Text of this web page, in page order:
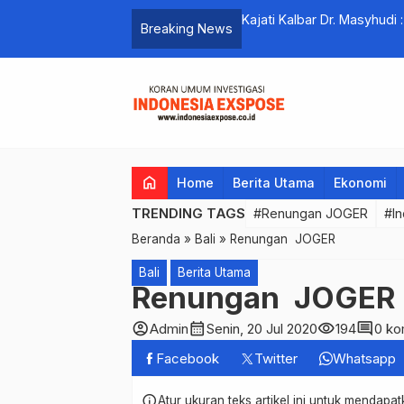
Breaking News
Kajati Kalbar Dr. Masyhudi
home Home Berita Utama Ekonomi
TRENDING TAGS #Renungan JOGER
Beranda » Bali » Renungan JOGER
Bali Berita Utama
Renungan JOGER
account_circleAdmincalendar_monthSenin, 20 Jul 2020visibility194comment0
Facebook
Twitter Whatsapp
Atur ukuran teks artikel ini untuk